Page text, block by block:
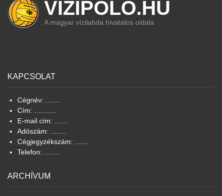
VIZIPOLO.HU
A magyar vízilabda hivatalos oldala
KAPCSOLAT
Cégnév: .......
Cím: ...........
E-mail cím: .......
Adószám: ........
Cégjegyzékszám: .......
Telefon: ........
ARCHÍVUM